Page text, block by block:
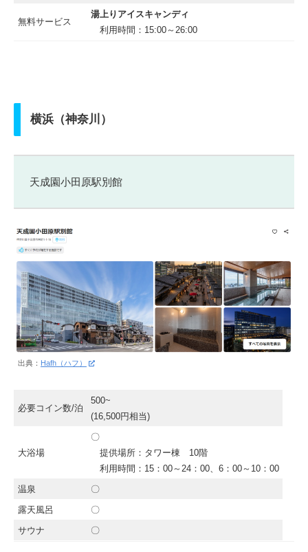
無料サービス
湯上りアイスキャンディ
利用時間：15:00～26:00
横浜（神奈川）
天成園小田原駅別館
出典： Hafh（ハフ）
必要コイン数/泊
500~
(16,500円相当)
大浴場
〇
提供場所：タワー棟 10階
利用時間：15：00～24：00、6：00～10：00
温泉
〇
露天風呂
〇
サウナ
〇